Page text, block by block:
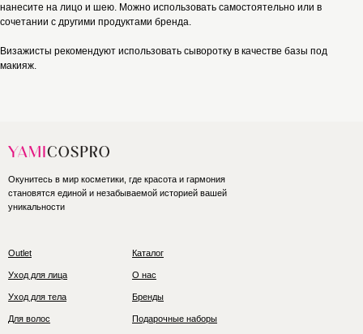
нанесите на лицо и шею. Можно использовать самостоятельно или в
сочетании с другими продуктами бренда.
Визажисты рекомендуют использовать сыворотку в качестве базы под
макияж.
Outlet
Окунитесь в мир косметики, где красота и гармония
становятся единой и незабываемой историей вашей
уникальности
Уход для лица
Уход для тела
Для волос
Каталог
О нас
Бренды
Подарочные наборы